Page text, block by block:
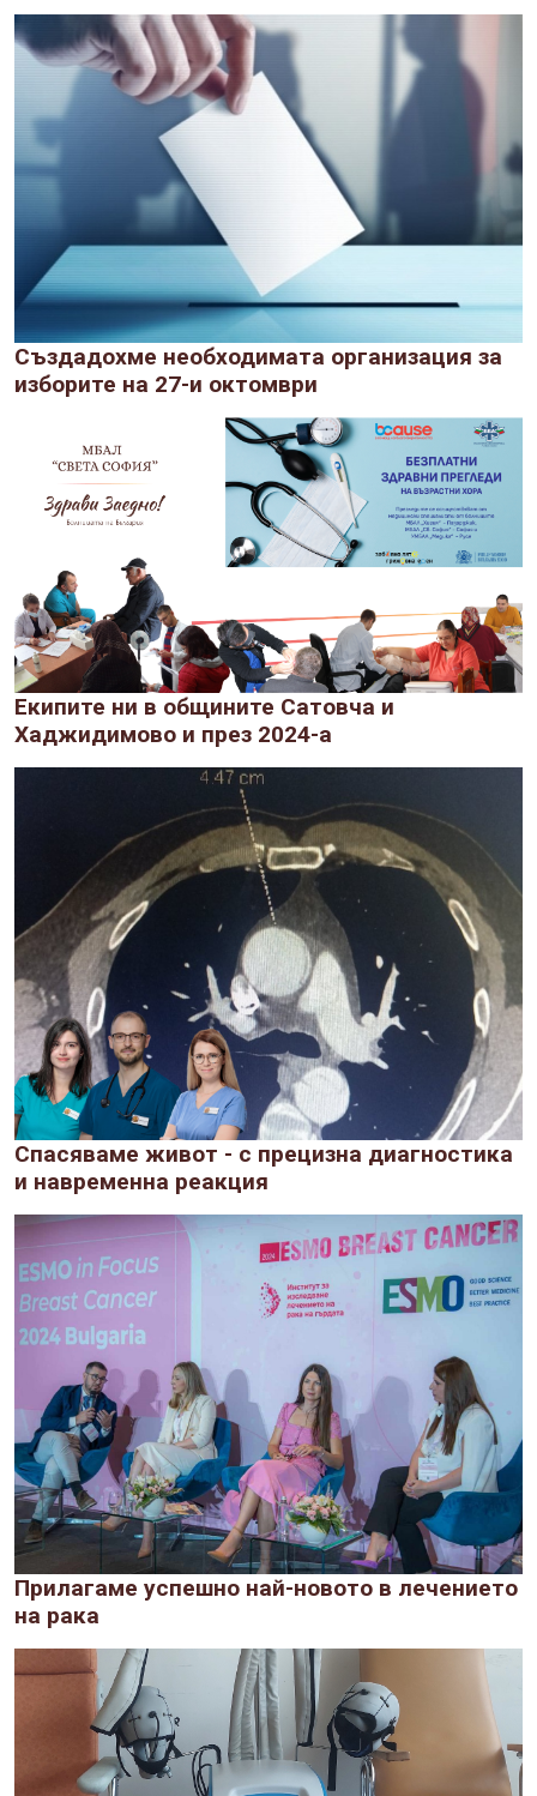
Създадохме необходимата организация за
изборите на 27-и октомври
Екипите ни в общините Сатовча и
Хаджидимово и през 2024-а
Спасяваме живот - с прецизна диагностика
и навременна реакция
Прилагаме успешно най-новото в лечението
на рака